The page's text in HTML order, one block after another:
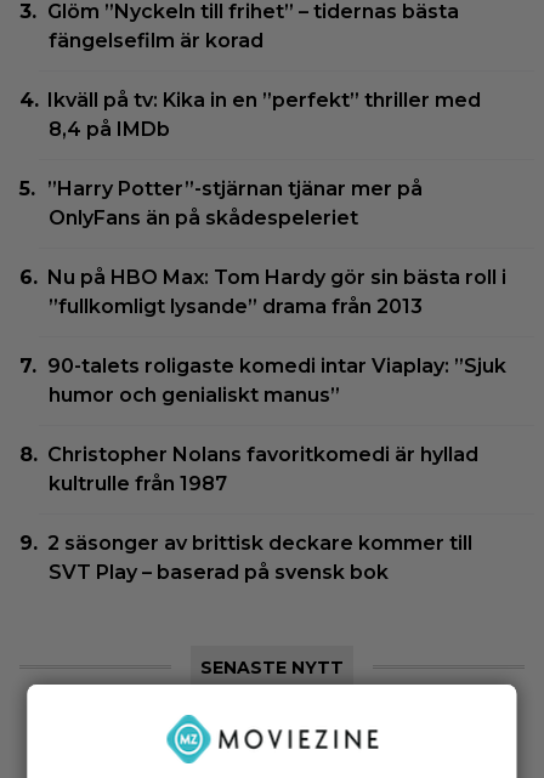
Glöm ”Nyckeln till frihet” – tidernas bästa
fängelsefilm är korad
Ikväll på tv: Kika in en ”perfekt” thriller med
8,4 på IMDb
”Harry Potter”-stjärnan tjänar mer på
OnlyFans än på skådespeleriet
Nu på HBO Max: Tom Hardy gör sin bästa roll i
”fullkomligt lysande” drama från 2013
90-talets roligaste komedi intar Viaplay: ”Sjuk
humor och genialiskt manus”
Christopher Nolans favoritkomedi är hyllad
kultrulle från 1987
2 säsonger av brittisk deckare kommer till
SVT Play – baserad på svensk bok
SENASTE NYTT
Ny krimthriller med John Turturro är en
”omedelbar klassiker” – 100% i betyg